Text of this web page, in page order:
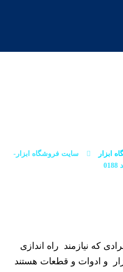
ابزار
سایت فروشگاه ابزار-
که نیازمند راه اندازی
و ادوات و قطعات هستند